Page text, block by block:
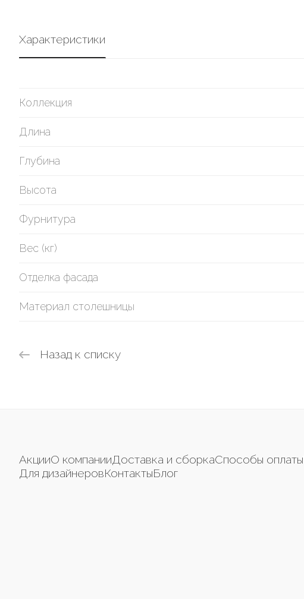
Характеристики
Коллекция
Длина
Глубина
Высота
Фурнитура
Вес (кг)
Отделка фасада
Материал столешницы
Назад к списку
АкцииО компанииДоставка и сборкаСпособы оплаты
Для дизайнеровКонтактыБлог